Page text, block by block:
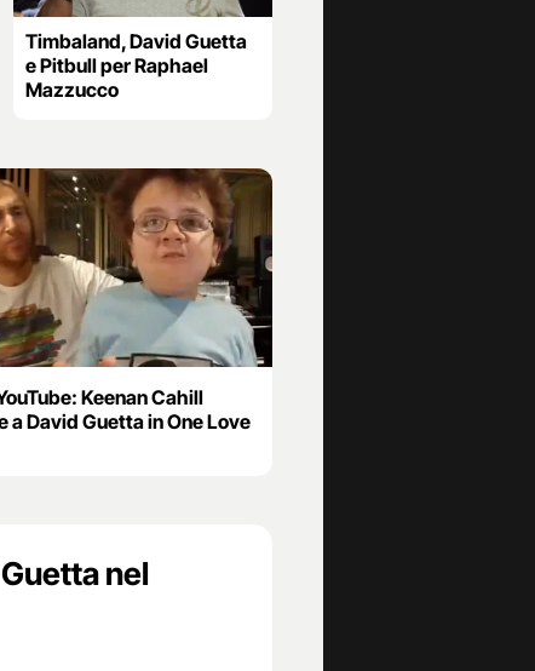
Timbaland, David Guetta
e Pitbull per Raphael
Mazzucco
Keenan Cahill
a David Guetta in One Love
nel